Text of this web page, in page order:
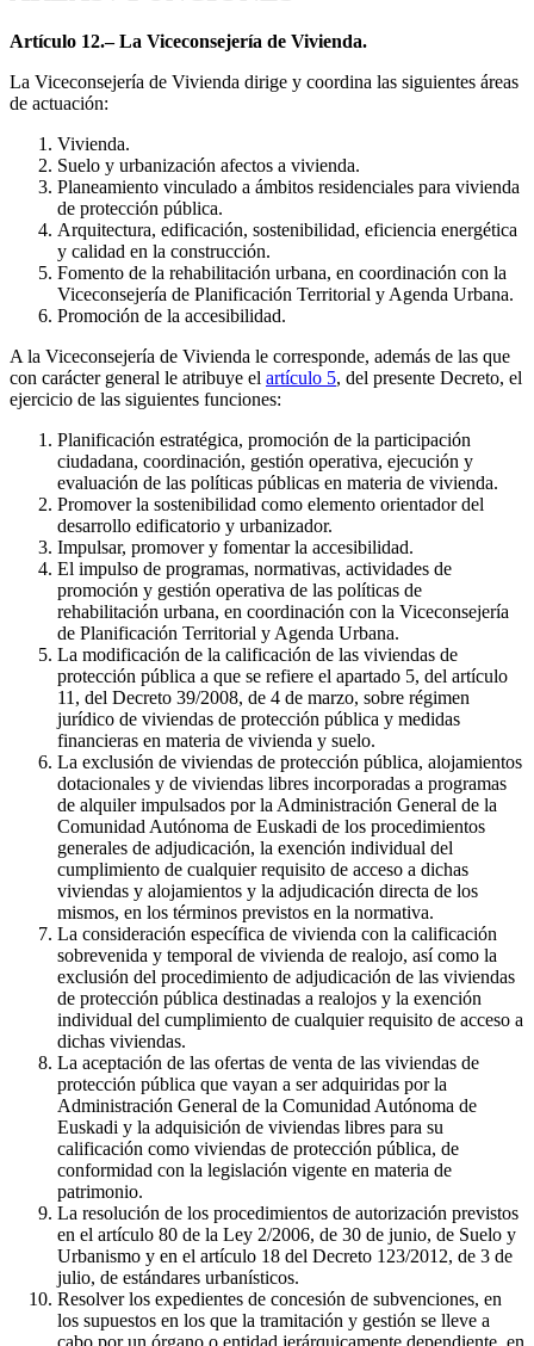
Artículo 12.– La Viceconsejería de Vivienda.
La Viceconsejería de Vivienda dirige y coordina las siguientes áreas
de actuación:
Vivienda.
Suelo y urbanización afectos a vivienda.
Planeamiento vinculado a ámbitos residenciales para vivienda
de protección pública.
Arquitectura, edificación, sostenibilidad, eficiencia energética
y calidad en la construcción.
Fomento de la rehabilitación urbana, en coordinación con la
Viceconsejería de Planificación Territorial y Agenda Urbana.
Promoción de la accesibilidad.
A la Viceconsejería de Vivienda le corresponde, además de las que
con carácter general le atribuye el artículo 5, del presente Decreto, el
ejercicio de las siguientes funciones:
Planificación estratégica, promoción de la participación
ciudadana, coordinación, gestión operativa, ejecución y
evaluación de las políticas públicas en materia de vivienda.
Promover la sostenibilidad como elemento orientador del
desarrollo edificatorio y urbanizador.
Impulsar, promover y fomentar la accesibilidad.
El impulso de programas, normativas, actividades de
promoción y gestión operativa de las políticas de
rehabilitación urbana, en coordinación con la Viceconsejería
de Planificación Territorial y Agenda Urbana.
La modificación de la calificación de las viviendas de
protección pública a que se refiere el apartado 5, del artículo
11, del Decreto 39/2008, de 4 de marzo, sobre régimen
jurídico de viviendas de protección pública y medidas
financieras en materia de vivienda y suelo.
La exclusión de viviendas de protección pública, alojamientos
dotacionales y de viviendas libres incorporadas a programas
de alquiler impulsados por la Administración General de la
Comunidad Autónoma de Euskadi de los procedimientos
generales de adjudicación, la exención individual del
cumplimiento de cualquier requisito de acceso a dichas
viviendas y alojamientos y la adjudicación directa de los
mismos, en los términos previstos en la normativa.
La consideración específica de vivienda con la calificación
sobrevenida y temporal de vivienda de realojo, así como la
exclusión del procedimiento de adjudicación de las viviendas
de protección pública destinadas a realojos y la exención
individual del cumplimiento de cualquier requisito de acceso a
dichas viviendas.
La aceptación de las ofertas de venta de las viviendas de
protección pública que vayan a ser adquiridas por la
Administración General de la Comunidad Autónoma de
Euskadi y la adquisición de viviendas libres para su
calificación como viviendas de protección pública, de
conformidad con la legislación vigente en materia de
patrimonio.
La resolución de los procedimientos de autorización previstos
en el artículo 80 de la Ley 2/2006, de 30 de junio, de Suelo y
Urbanismo y en el artículo 18 del Decreto 123/2012, de 3 de
julio, de estándares urbanísticos.
Resolver los expedientes de concesión de subvenciones, en
los supuestos en los que la tramitación y gestión se lleve a